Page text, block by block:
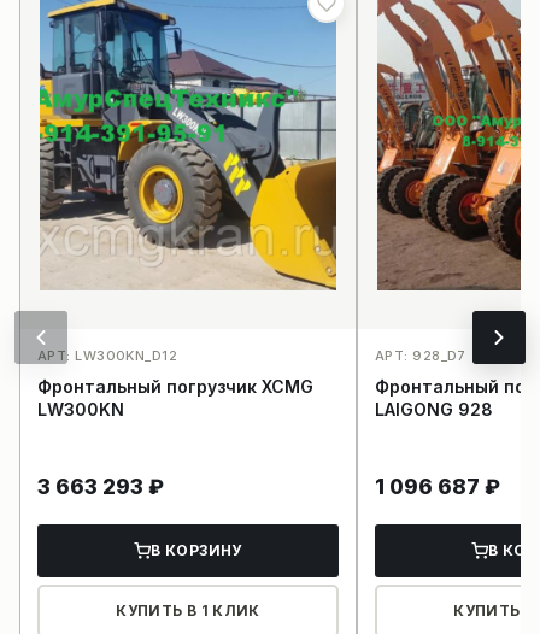
АРТ: LW300KN_D12
Фронтальный погрузчик XCMG
LW300KN
3 663 293 ₽
В КОРЗИНУ
КУПИТЬ В 1 КЛИК
АРТ: 928_D7
Фронтальный
LAIGONG 928
1 096 687 ₽
В
КУПИТЬ В